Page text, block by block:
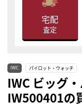
宅配
査定
IWC パイロット・ウォッチ
IWC ビッグ
IW500401の